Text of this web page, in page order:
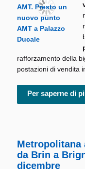
rafforzamento della
postazioni di vendita
Per saperne di
Metropolitana
da Brin a
dicembre